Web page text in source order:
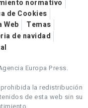
normativo
de Cookies
Web
Temas
de navidad
Europa Press.
la redistribución
de esta web sin su